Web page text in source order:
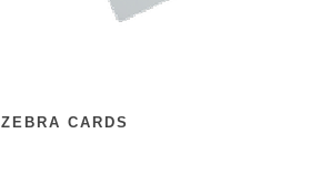
ZEBRA CARDS